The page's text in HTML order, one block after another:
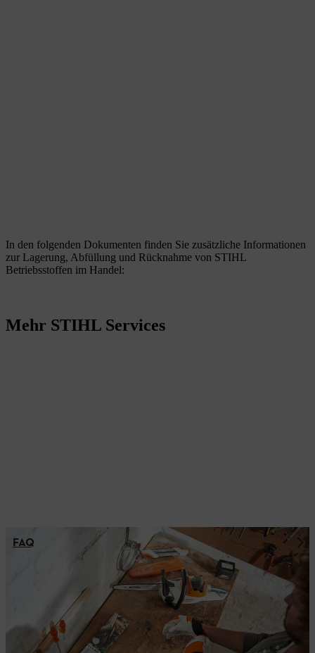
In den folgenden Dokumenten finden Sie zusätzliche Informationen
zur Lagerung, Abfüllung und Rücknahme von STIHL
Betriebsstoffen im Handel:
Mehr STIHL Services
FAQ